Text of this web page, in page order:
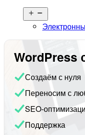
меню
WordPress
Создаём с нуля
Переносим с
SEO-
Поддержка